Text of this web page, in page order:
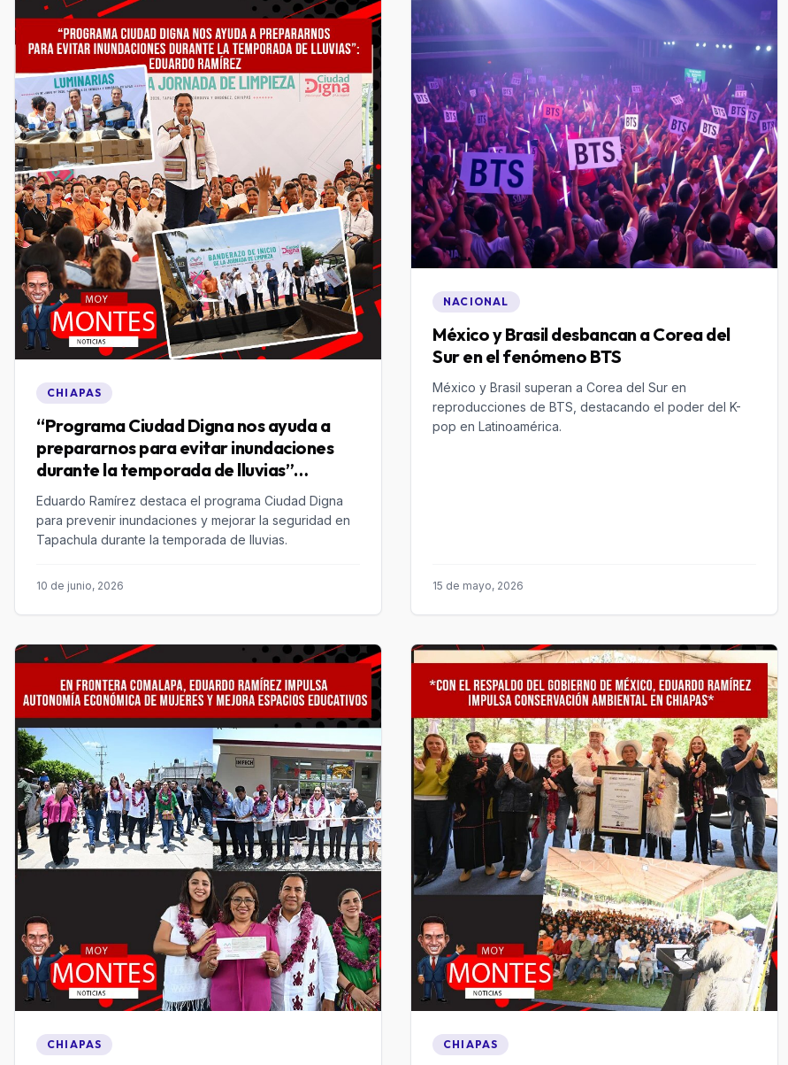
CHIAPAS
“Programa Ciudad Digna nos ayuda a
prepararnos para evitar inundaciones
durante la temporada de lluvias”
Eduardo Ramírez destaca el programa Ciudad Digna
para prevenir inundaciones y mejorar la seguridad en
Tapachula durante la temporada de lluvias.
10 de junio, 2026
NACIONAL
México y Brasil desbancan a Corea del
Sur en el fenómeno BTS
México y Brasil superan a Corea del Sur en
reproducciones de BTS, destacando el poder del K-
pop en Latinoamérica.
15 de mayo, 2026
CHIAPAS CHIAPAS